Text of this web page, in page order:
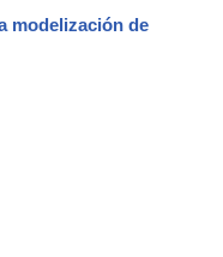
modelización de